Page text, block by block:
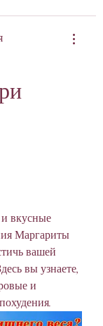
вкусные
Маргариты
вашей
вы узнаете,
и